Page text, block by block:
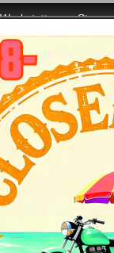
Werkstatt Store
für Euch da!
bietet
Erlebnis mit